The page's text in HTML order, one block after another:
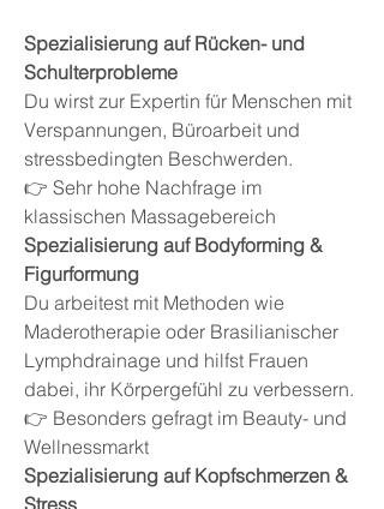
Spezialisierung auf Rücken- und
Schulterprobleme
Du wirst zur Expertin für Menschen mit
Verspannungen, Büroarbeit und
stressbedingten Beschwerden.
👉 Sehr hohe Nachfrage im
klassischen Massagebereich
Spezialisierung auf Bodyforming &
Figurformung
Du arbeitest mit Methoden wie
Maderotherapie oder Brasilianischer
Lymphdrainage und hilfst Frauen
dabei, ihr Körpergefühl zu verbessern.
👉 Besonders gefragt im Beauty- und
Wellnessmarkt
Spezialisierung auf Kopfschmerzen &
Stress